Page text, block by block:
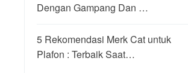
Dengan Gampang Dan …
5 Rekomendasi Merk Cat untuk
Plafon : Terbaik Saat…